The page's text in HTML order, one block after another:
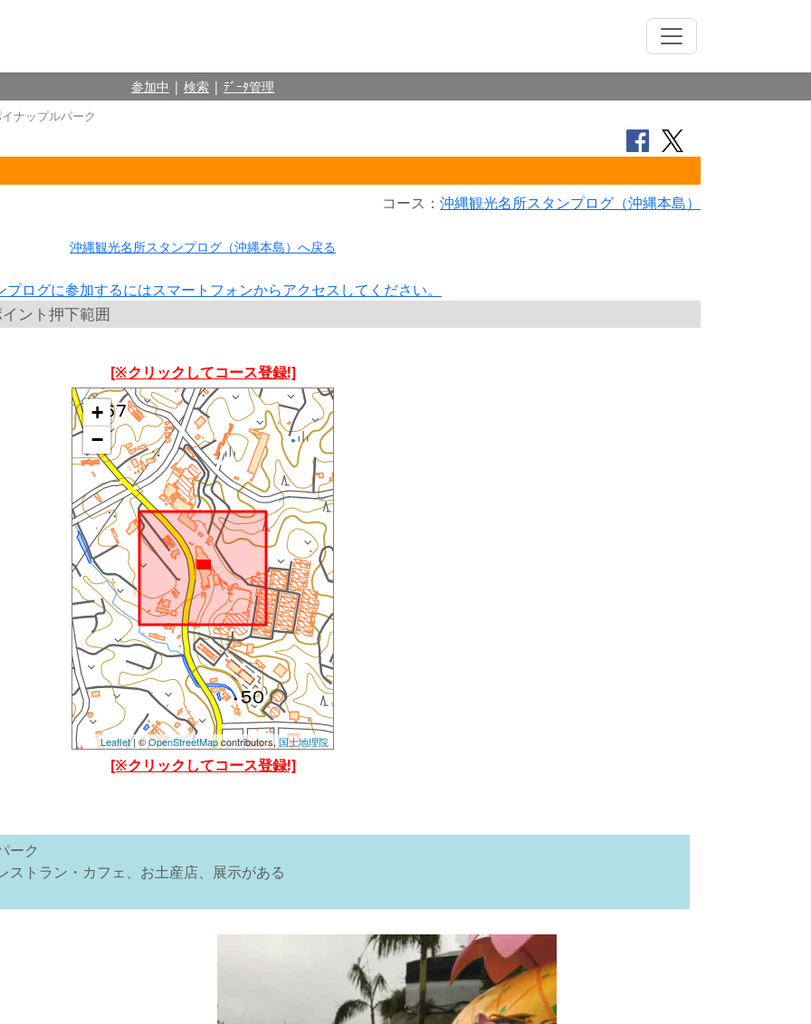
参加中 | 検索 | ﾃﾞｰﾀ管理
ナップルパーク
コース： 沖縄観光名所スタンプログ（沖縄本島）
沖縄観光名所スタンプログ（沖縄本島）へ戻る
プログに参加するにはスマートフォンからアクセスしてください。
ント押下範囲
[※クリックしてコース登録!]
地図を読み込み中です......
しばらくたっても読み込まれない場合は、
設定等で位置情報を許可してご覧ください。(当アプ
リの位置情報の他、Chormeブラウザの位置情報も許
可してみてください)
+
−
Leaflet| ©OpenStreetMapcontributors, 国土地理院
[※クリックしてコース登録!]
ーク
トラン・カフェ、お土産店、展示がある